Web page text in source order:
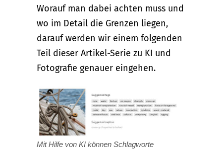
Worauf man dabei achten muss und
wo im Detail die Grenzen liegen,
darauf werden wir einem folgenden
Teil dieser Artikel-Serie zu KI und
Fotografie genauer eingehen.
Mit Hilfe von KI können Schlagworte